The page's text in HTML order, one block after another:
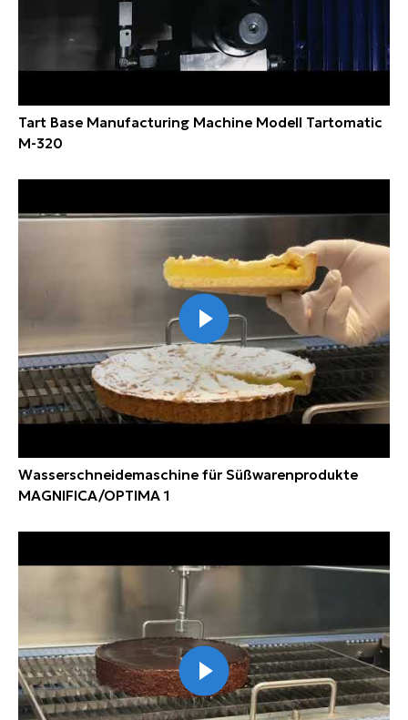
Tart Base Manufacturing Machine Modell Tartomatic
M-320
Wasserschneidemaschine für Süßwarenprodukte
MAGNIFICA/OPTIMA 1